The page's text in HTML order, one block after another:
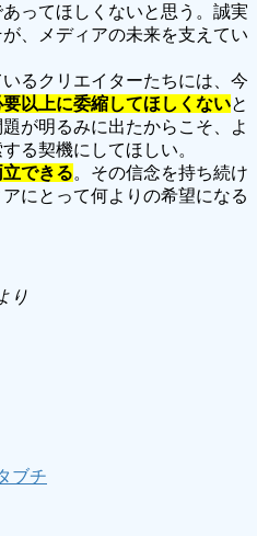
ってほしくないと思う。誠実
、メディアの未来を支えてい
るクリエイターたちには、今
要以上に委縮してほしくないと
が明るみに出たからこそ、よ
る契機にしてほしい。
立できる。その信念を持ち続け
にとって何よりの希望になる
り
ブチ